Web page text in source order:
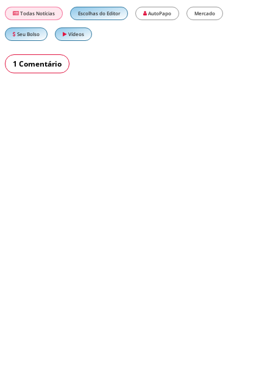
Todas Notícias Escolhas do Editor AutoPapo Mercado
Seu Bolso Vídeos
1 Comentário